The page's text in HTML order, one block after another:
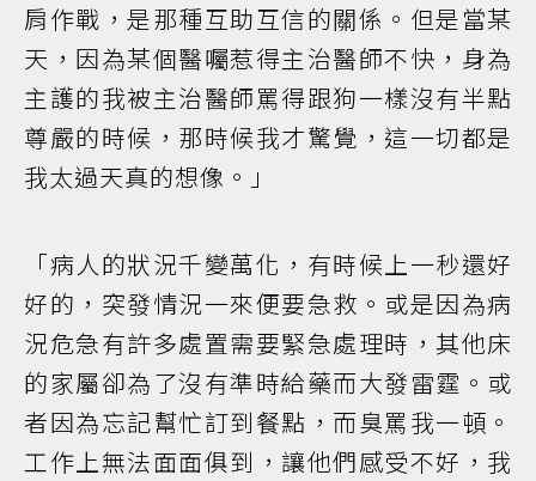
肩作戰，是那種互助互信的關係。但是當某
天，因為某個醫囑惹得主治醫師不快，身為
主護的我被主治醫師罵得跟狗一樣沒有半點
尊嚴的時候，那時候我才驚覺，這一切都是
我太過天真的想像。」
「病人的狀況千變萬化，有時候上一秒還好
好的，突發情況一來便要急救。或是因為病
況危急有許多處置需要緊急處理時，其他床
的家屬卻為了沒有準時給藥而大發雷霆。或
者因為忘記幫忙訂到餐點，而臭罵我一頓。
工作上無法面面俱到，讓他們感受不好，我